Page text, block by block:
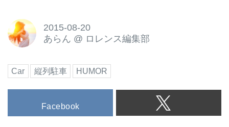
2015-08-20
あらん @ ロレンス編集部
Car 縦列駐車 HUMOR
Facebook